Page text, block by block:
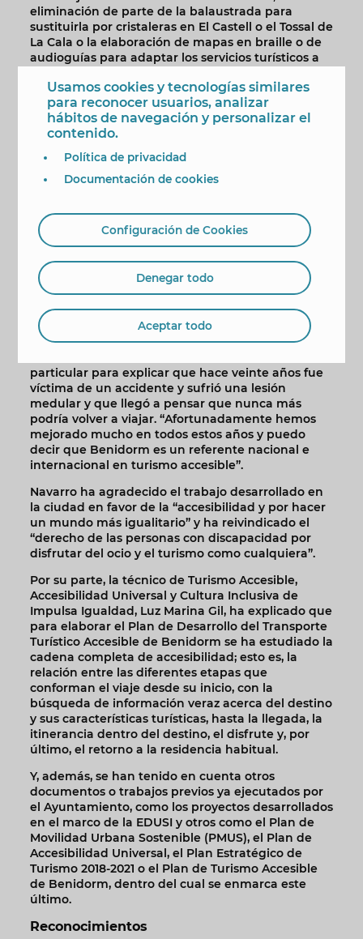
eliminación de parte de la balaustrada para
sustituirla por cristaleras en El Castell o el Tossal de
La Cala o la elaboración de mapas en braille o de
audioguías para adaptar los servicios turísticos a
capacidades.
Por último, el alcalde ha agradecido “sus
esfuerzos” a todas las personas implicadas en el
así como en el sector privado, y ha avanzado que
“vamos a impulsar ya una revisión del Plan de
el centro de todo”.
Por su parte, la presidenta de Impulsa Igualdad en
la Comunidad Valenciana ha destacado que el
colectivo de personas con discapacidad es un
colectivo muy activo, al que “le gusta mucho viajar
y vivir el día a día muy intensamente” y que,
además, representa “un turismo muy fiel” con
aquellos destinos en los que no encuentra apenas
particular para explicar que hace veinte años fue
víctima de un accidente y sufrió una lesión
medular y que llegó a pensar que nunca más
podría volver a viajar. “Afortunadamente hemos
mejorado mucho en todos estos años y puedo
decir que Benidorm es un referente nacional e
internacional en turismo accesible”.
Navarro ha agradecido el trabajo desarrollado en
la ciudad en favor de la “accesibilidad y por hacer
un mundo más igualitario” y ha reivindicado el
“derecho de las personas con discapacidad por
disfrutar del ocio y el turismo como cualquiera”.
Por su parte, la técnico de Turismo Accesible,
Accesibilidad Universal y Cultura Inclusiva de
Impulsa Igualdad, Luz Marina Gil, ha explicado que
para elaborar el Plan de Desarrollo del Transporte
Turístico Accesible de Benidorm se ha estudiado la
cadena completa de accesibilidad; esto es, la
relación entre las diferentes etapas que
conforman el viaje desde su inicio, con la
búsqueda de información veraz acerca del destino
y sus características turísticas, hasta la llegada, la
itinerancia dentro del destino, el disfrute y, por
último, el retorno a la residencia habitual.
Y, además, se han tenido en cuenta otros
documentos o trabajos previos ya ejecutados por
el Ayuntamiento, como los proyectos desarrollados
en el marco de la EDUSI y otros como el Plan de
Movilidad Urbana Sostenible (PMUS), el Plan de
Accesibilidad Universal, el Plan Estratégico de
Turismo 2018-2021 o el Plan de Turismo Accesible
de Benidorm, dentro del cual se enmarca este
último.
Reconocimientos
Usamos cookies y tecnologías similares
para reconocer usuarios, analizar
hábitos de navegación y personalizar el
contenido.
Política de privacidad
Documentación de cookies
Configuración de Cookies
Denegar todo
Aceptar todo